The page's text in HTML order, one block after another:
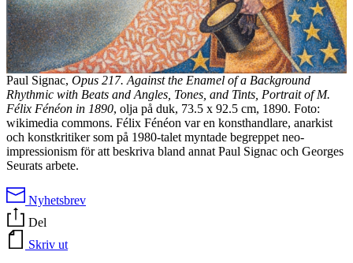
Paul Signac, Opus 217. Against the Enamel of a Background
Rhythmic with Beats and Angles, Tones, and Tints, Portrait of M.
Félix Fénéon in 1890, olja på duk, 73.5 x 92.5 cm, 1890. Foto:
wikimedia commons. Félix Fénéon var en konsthandlare, anarkist
och konstkritiker som på 1980-talet myntade begreppet neo-
impressionism för att beskriva bland annat Paul Signac och Georges
Seurats arbete.
Nyhetsbrev
Del
Skriv ut